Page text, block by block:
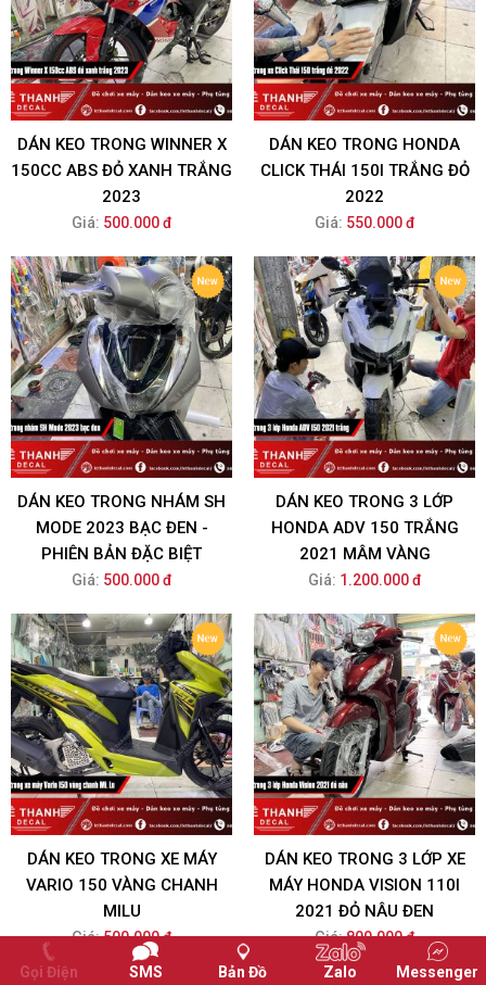
DÁN KEO TRONG WINNER X
150CC ABS ĐỎ XANH TRẮNG
2023
Giá: 500.000 đ
DÁN KEO TRONG HONDA
CLICK THÁI 150I TRẮNG ĐỎ
2022
Giá: 550.000 đ
DÁN KEO TRONG NHÁM SH
MODE 2023 BẠC ĐEN -
PHIÊN BẢN ĐẶC BIỆT
Giá: 500.000 đ
DÁN KEO TRONG 3 LỚP
HONDA ADV 150 TRẮNG
2021 MÂM VÀNG
Giá: 1.200.000 đ
DÁN KEO TRONG XE MÁY
VARIO 150 VÀNG CHANH
MILU
Giá:500.000 đ
DÁN KEO TRONG 3 LỚP XE
MÁY HONDA VISION 110I
2021 ĐỎ NÂU ĐEN
Giá:800.000 đ
Gọi Điện
SMS Bản Đồ Zalo Messenger